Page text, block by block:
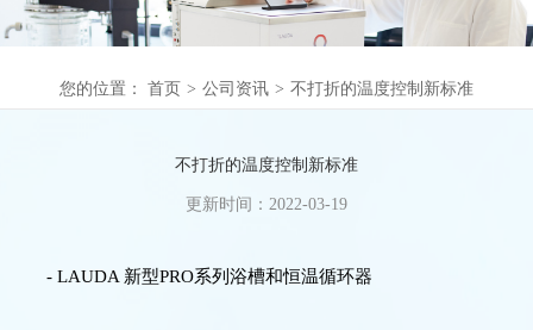
您的位置： 首页 > 公司资讯 > 不打折的温度控制新标准
不打折的温度控制新标准
更新时间：2022-03-19
- LAUDA 新型PRO系列浴槽和恒温循环器